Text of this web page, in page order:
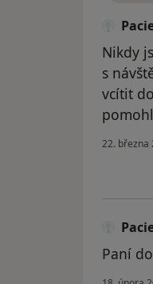
Nikdy
s
vcítit
22. března
Paní